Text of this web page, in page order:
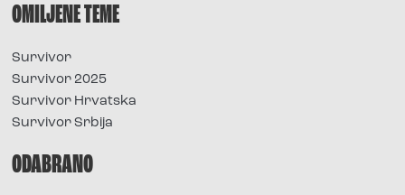
OMILJENE TEME
Survivor
Survivor 2025
Survivor Hrvatska
Survivor Srbija
ODABRANO